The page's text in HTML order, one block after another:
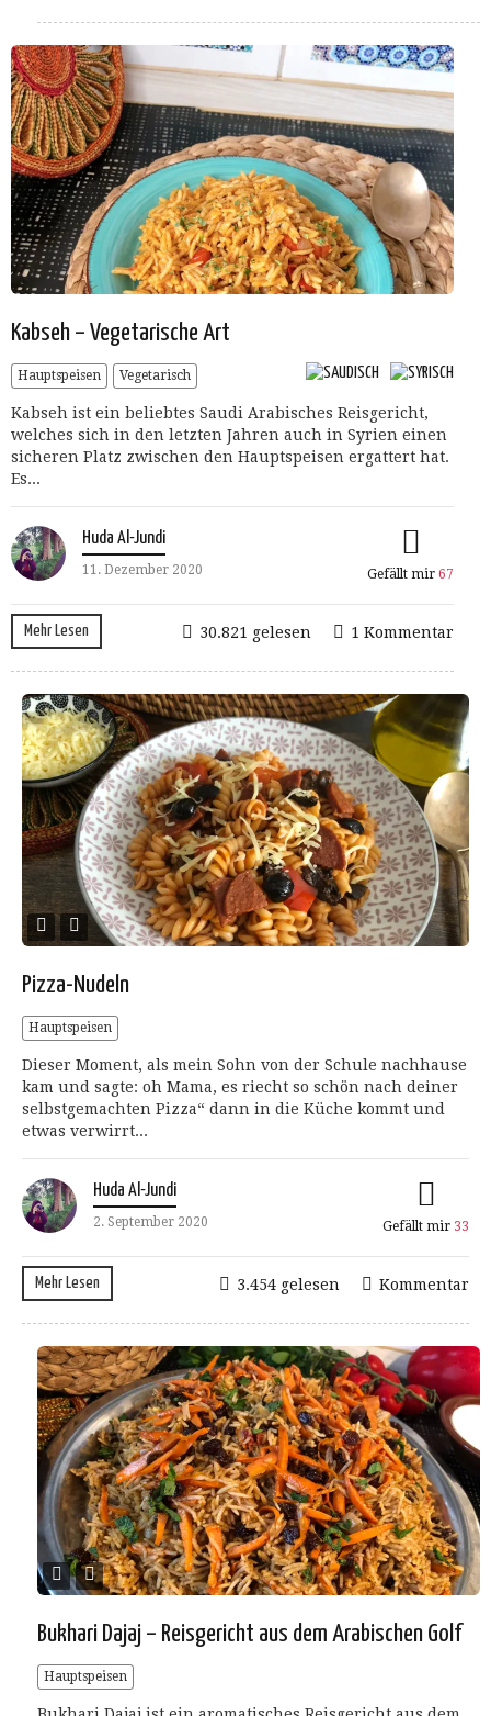
Kabseh – Vegetarische Art
Hauptspeisen Vegetarisch
Kabseh ist ein beliebtes Saudi Arabisches Reisgericht,
welches sich in den letzten Jahren auch in Syrien einen
sicheren Platz zwischen den Hauptspeisen ergattert hat.
Es...
Huda Al-Jundi
11. Dezember 2020 Gefällt mir 67
Mehr Lesen 1 Kommentar
30.821 gelesen
Pizza-Nudeln
Hauptspeisen
Dieser Moment, als mein Sohn von der Schule nachhause
kam und sagte: oh Mama, es riecht so schön nach deiner
selbstgemachten Pizza“ dann in die Küche kommt und
etwas verwirrt...
Huda Al-Jundi
2. September 2020 Gefällt mir 33
Mehr Lesen Kommentar
3.454 gelesen
Bukhari Dajaj – Reisgericht aus dem Arabischen Golf
Hauptspeisen